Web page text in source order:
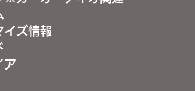
イズ情報
ア